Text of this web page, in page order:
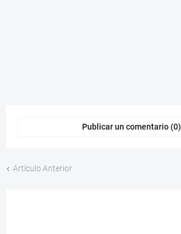
Publicar un comentario (0)
Artículo Anterior